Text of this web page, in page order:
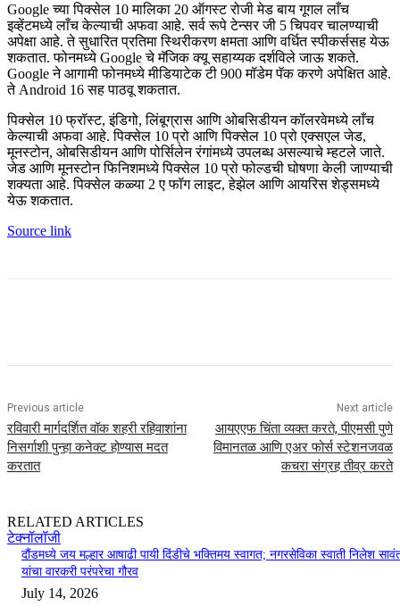
Google च्या पिक्सेल 10 मालिका 20 ऑगस्ट रोजी मेड बाय गूगल लाँच
इव्हेंटमध्ये लाँच केल्याची अफवा आहे. सर्व रूपे टेन्सर जी 5 चिपवर चालण्याची
अपेक्षा आहे. ते सुधारित प्रतिमा स्थिरीकरण क्षमता आणि वर्धित स्पीकर्ससह येऊ
शकतात. फोनमध्ये Google चे मॅजिक क्यू सहाय्यक दर्शविले जाऊ शकते.
Google ने आगामी फोनमध्ये मीडियाटेक टी 900 मॉडेम पॅक करणे अपेक्षित आहे.
ते Android 16 सह पाठवू शकतात.
पिक्सेल 10 फ्रॉस्ट, इंडिगो, लिंबूग्रास आणि ओबसिडीयन कॉलरवेमध्ये लाँच
केल्याची अफवा आहे. पिक्सेल 10 प्रो आणि पिक्सेल 10 प्रो एक्सएल जेड,
मूनस्टोन, ओबसिडीयन आणि पोर्सिलेन रंगांमध्ये उपलब्ध असल्याचे म्हटले जाते.
जेड आणि मूनस्टोन फिनिशमध्ये पिक्सेल 10 प्रो फोल्डची घोषणा केली जाण्याची
शक्यता आहे. पिक्सेल कळ्या 2 ए फॉग लाइट, हेझेल आणि आयरिस शेड्समध्ये
येऊ शकतात.
Source link
Previous article
रविवारी मार्गदर्शित वॉक शहरी रहिवाशांना
निसर्गाशी पुन्हा कनेक्ट होण्यास मदत
करतात
Next article
आयएएफ चिंता व्यक्त करते, पीएमसी पुणे
विमानतळ आणि एअर फोर्स स्टेशनजवळ
कचरा संग्रह तीव्र करते
RELATED ARTICLES
टेक्नॉलॉजी
दौंडमध्ये जय मल्हार आषाढी पायी दिंडीचे भक्तिमय स्वागत; नगरसेविका स्वाती निलेश
यांचा वारकरी परंपरेचा गौरव
July 14, 2026